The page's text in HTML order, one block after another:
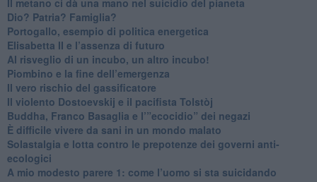
​Dio? Patria? Famiglia?
Portogallo, esempio di politica energetica
​Elisabetta II e l’assenza di futuro
Al risveglio di un incubo, un altro incubo!
​Piombino e la fine dell’emergenza
​Il vero rischio del gassificatore
​Il violento Dostoevskij e il pacifista Tolstòj
​Buddha, Franco Basaglia e l’”ecocidio” dei negazi
​È difficile vivere da sani in un mondo malato
Solastalgia e lotta contro le prepotenze dei governi anti-
ecologici
​A mio modesto parere 1: come l’uomo si sta suicidando